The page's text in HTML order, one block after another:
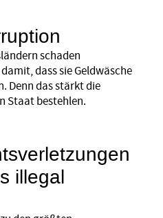
schaden
dass sie Geldwäsche
Denn das stärkt die
Staat bestehlen.
illegal